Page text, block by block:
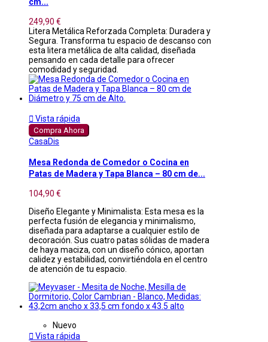
249,90 €
Litera Metálica Reforzada Completa: Duradera y
Segura. Transforma tu espacio de descanso con
esta litera metálica de alta calidad, diseñada
pensando en cada detalle para ofrecer
comodidad y seguridad.
 Vista rápida
Compra Ahora
CasaDis
Mesa Redonda de Comedor o Cocina en
Patas de Madera y Tapa Blanca – 80 cm de...
104,90 €
Diseño Elegante y Minimalista: Esta mesa es la
perfecta fusión de elegancia y minimalismo,
diseñada para adaptarse a cualquier estilo de
decoración. Sus cuatro patas sólidas de madera
de haya maciza, con un diseño cónico, aportan
calidez y estabilidad, convirtiéndola en el centro
de atención de tu espacio.
Nuevo
 Vista rápida